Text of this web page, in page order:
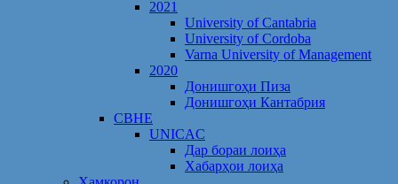
2021
University of Cantabria
University of Cordoba
Varna University of Management
2020
Донишгоҳи Пиза
Донишгоҳи Кантабрия
CBHE
UNICAC
Дар бораи лоиҳа
Хабарҳои лоиҳа